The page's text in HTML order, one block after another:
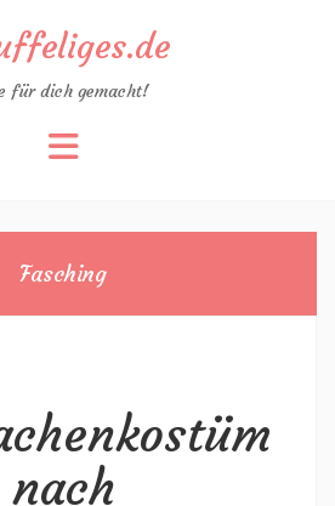
für dich gemacht!
Fasching
nach